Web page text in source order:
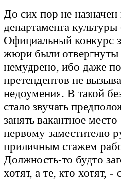
До сих пор не
департамента культуры
Официальный конкурс
жюри были отвергнуты
немудрено, ибо даже
претендентов не
недоумения. В такой
стало звучать
занять вакантное
первому заместителю
приличным стажем
Должность-то будто
хотят, а те, кто хотят, -